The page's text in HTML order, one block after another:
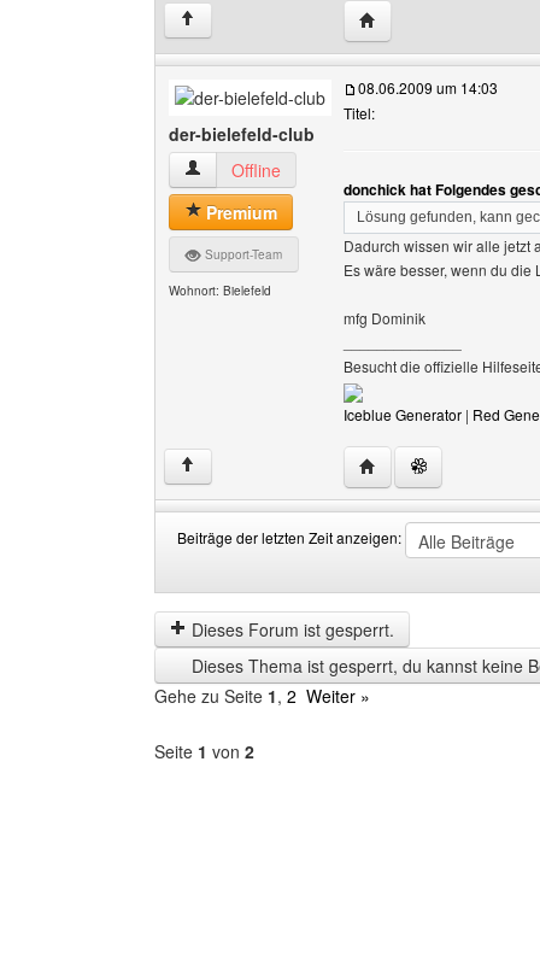
↑ Website dieses
der-bielefeld-club
der-bielefeld-club Benutzer-Profile anzeigen
Offline
Premium
Support-Team
Wohnort: Bielefeld
08.06.2009 um 14:03
Titel:
donchick hat Folgendes
Lösung gefunden, kann
Dadurch wissen wir alle jetzt
Es wäre besser, wenn du
mfg Dominik
Besucht die offizielle
Iceblue Generator | Red
↑ Website dieses
Beiträge der letzten Zeit anzeigen:
der
letzten
Zeit
anzeigen
by
Dieses Forum ist gesperrt.
Dieses Thema ist gesperrt, du kannst keine
Gehe zu Seite 1, 2 Weiter »
Seite 1 von 2